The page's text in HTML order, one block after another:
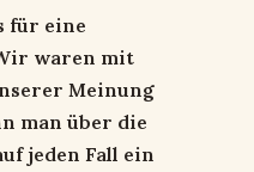
für eine
waren mit
Meinung
man über die
jeden Fall ein